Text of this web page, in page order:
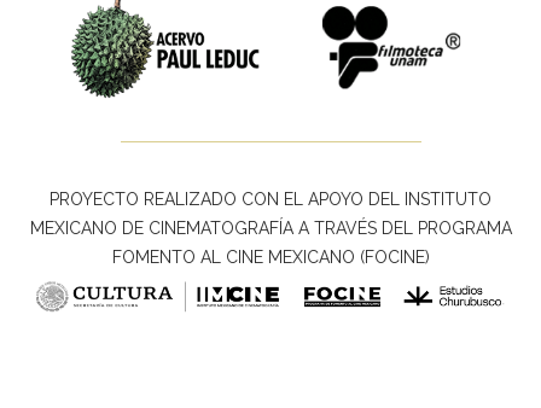
PROYECTO REALIZADO CON EL APOYO DEL INSTITUTO
MEXICANO DE CINEMATOGRAFÍA A TRAVÉS DEL PROGRAMA
FOMENTO AL CINE MEXICANO (FOCINE)